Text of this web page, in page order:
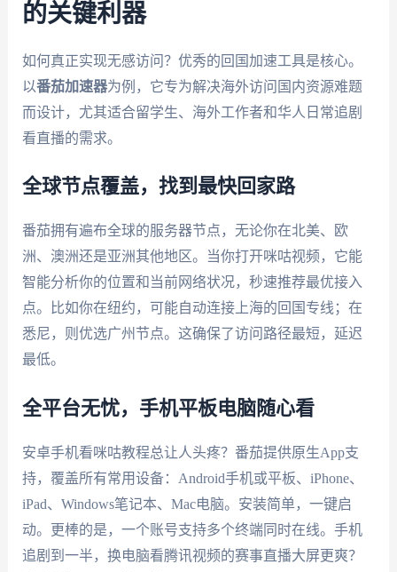
的关键利器
如何真正实现无感访问？优秀的回国加速工具是核心。
以番茄加速器为例，它专为解决海外访问国内资源难题
而设计，尤其适合留学生、海外工作者和华人日常追剧
看直播的需求。
全球节点覆盖，找到最快回家路
番茄拥有遍布全球的服务器节点，无论你在北美、欧
洲、澳洲还是亚洲其他地区。当你打开咪咕视频，它能
智能分析你的位置和当前网络状况，秒速推荐最优接入
点。比如你在纽约，可能自动连接上海的回国专线；在
悉尼，则优选广州节点。这确保了访问路径最短，延迟
最低。
全平台无忧，手机平板电脑随心看
安卓手机看咪咕教程总让人头疼？番茄提供原生App支
持，覆盖所有常用设备：Android手机或平板、iPhone、
iPad、Windows笔记本、Mac电脑。安装简单，一键启
动。更棒的是，一个账号支持多个终端同时在线。手机
追剧到一半，换电脑看腾讯视频的赛事直播大屏更爽？